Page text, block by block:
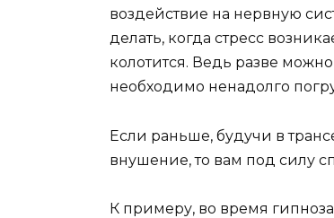
воздействие на нервную
делать, когда стресс
колотится. Ведь разве
необходимо ненадолго
Если раньше, будучи в
внушение, то вам под силу
К примеру, во время